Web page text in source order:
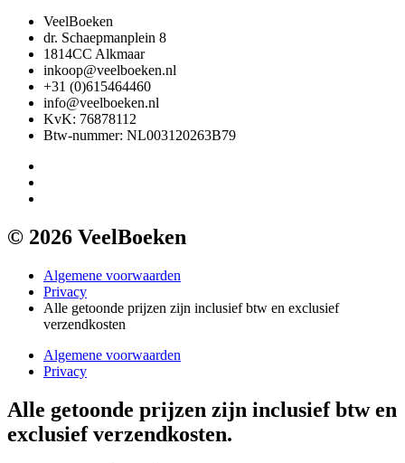
VeelBoeken
dr. Schaepmanplein 8
1814CC Alkmaar
inkoop@veelboeken.nl
+31 (0)615464460
info@veelboeken.nl
KvK: 76878112
Btw-nummer: NL003120263B79
© 2026 VeelBoeken
Algemene voorwaarden
Privacy
Alle getoonde prijzen zijn inclusief btw en exclusief
verzendkosten
Algemene voorwaarden
Privacy
Alle getoonde prijzen zijn inclusief btw en
exclusief verzendkosten.